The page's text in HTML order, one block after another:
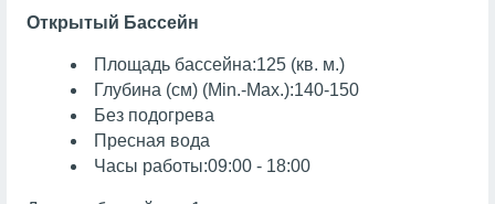
Открытый Бассейн
Площадь бассейна:125 (кв. м.)
Глубина (см) (Min.-Max.):140-150
Без подогрева
Пресная вода
Часы работы:09:00 - 18:00